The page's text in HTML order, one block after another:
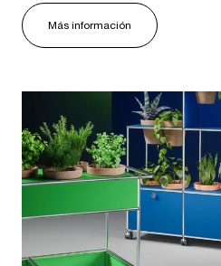
Más información